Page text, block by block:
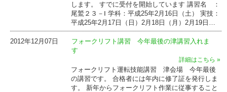
します。 すでに受付を開始しています 講習名 ：
尾鷲２３－Ⅰ 学科：平成25年2月16日（土） 実技：
平成25年2月17日（日）2月18日（月）2月19日…
2012年12月07日
フォークリフト講習 今年最後の津講習入れま
す
詳細はこちら »
フォークリフト運転技能講習 津会場 今年最後
の講習です。 合格者には年内に修了証を発行しま
す。 新年からフォークリフト作業に従事すること